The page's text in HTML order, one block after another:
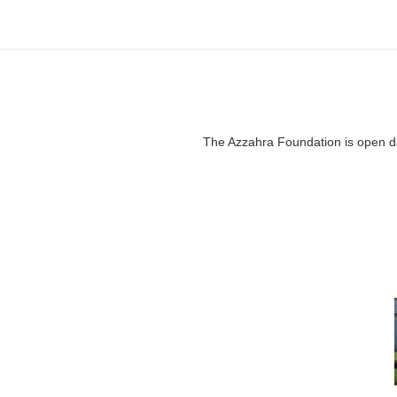
The Azzahra Foundation is open